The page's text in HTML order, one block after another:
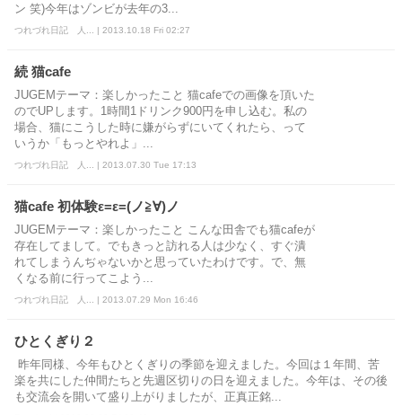
ン 笑)今年はゾンビが去年の3...
つれづれ日記 人... | 2013.10.18 Fri 02:27
続 猫cafe
JUGEMテーマ：楽しかったこと 猫cafeでの画像を頂いた
のでUPします。1時間1ドリンク900円を申し込む。私の
場合、猫にこうした時に嫌がらずにいてくれたら、って
いうか「もっとやれよ」...
つれづれ日記 人... | 2013.07.30 Tue 17:13
猫cafe 初体験ε=ε=(ノ≧∀)ノ
JUGEMテーマ：楽しかったこと こんな田舎でも猫cafeが
存在してまして。でもきっと訪れる人は少なく、すぐ潰
れてしまうんぢゃないかと思っていたわけです。で、無
くなる前に行ってこよう...
つれづれ日記 人... | 2013.07.29 Mon 16:46
ひとくぎり２
昨年同様、今年もひとくぎりの季節を迎えました。今回は１年間、苦
楽を共にした仲間たちと先週区切りの日を迎えました。今年は、その後
も交流会を開いて盛り上がりましたが、正真正銘...